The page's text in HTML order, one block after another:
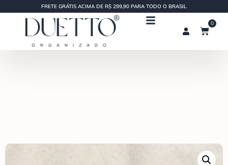
FRETE GRÁTIS ACIMA DE R$ 299,90 PARA TODO O BRASIL
0